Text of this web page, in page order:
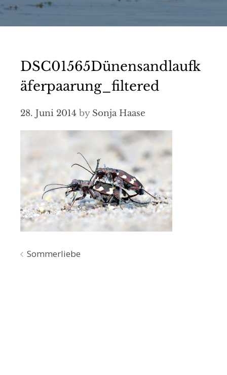
DSC01565Dünensandlaufk
äferpaarung_filtered
28. Juni 2014 by Sonja Haase
Beitragsnavigation
Sommerliebe